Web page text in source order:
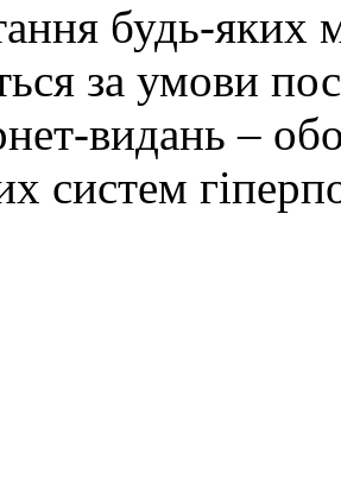
будь-яких
за умови
видань –
систем